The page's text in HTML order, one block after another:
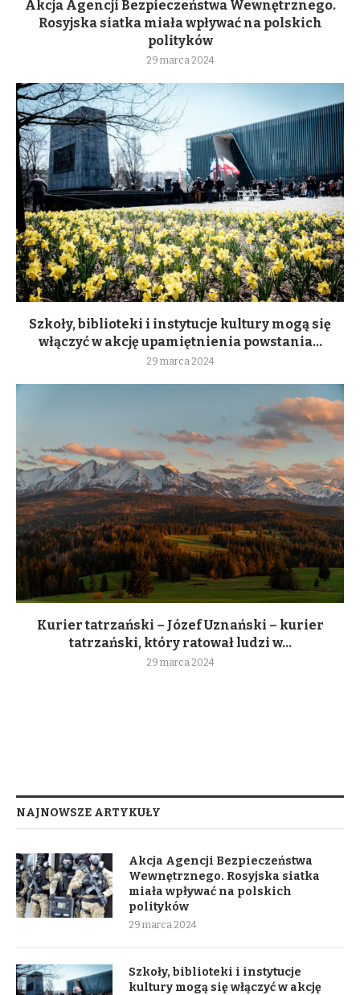
Akcja Agencji Bezpieczeństwa Wewnętrznego.
Rosyjska siatka miała wpływać na polskich
polityków
29 marca 2024
Szkoły, biblioteki i instytucje kultury mogą się
włączyć w akcję upamiętnienia powstania...
29 marca 2024
Kurier tatrzański – Józef Uznański – kurier
tatrzański, który ratował ludzi w...
29 marca 2024
NAJNOWSZE ARTYKUŁY
Akcja Agencji Bezpieczeństwa
Wewnętrznego. Rosyjska siatka
miała wpływać na polskich
polityków
29 marca 2024
Szkoły, biblioteki i instytucje
kultury mogą się włączyć w akcję